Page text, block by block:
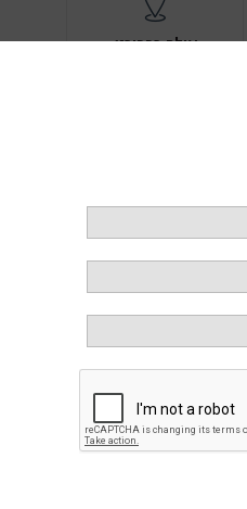
אולם רפפורט,
שני אוהבים צעירים משני בתי אב
קונפליקטים חברתיים מונעים
האלימות שבה, אך המסר נותר ברור –